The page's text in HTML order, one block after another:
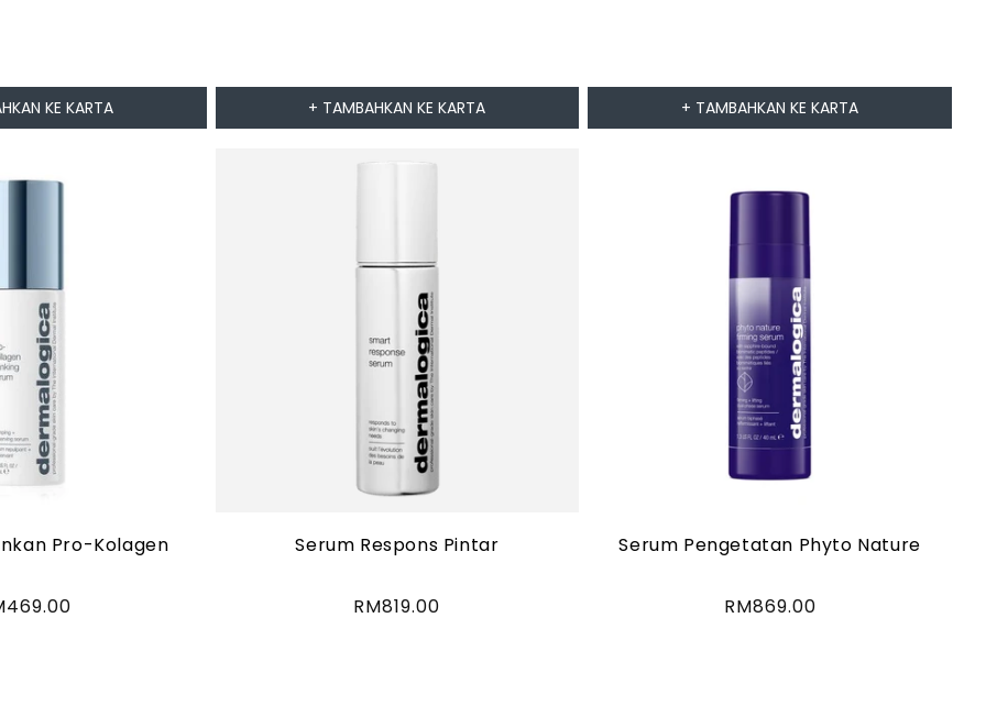
KE KARTA + TAMBAHKAN KE KARTA + TAMBAHKAN KE KARTA
Pro-Kolagen Serum Respons Pintar
Harga
RM819.00
Serum Pengetatan Phyto Nature
Harga
RM869.00